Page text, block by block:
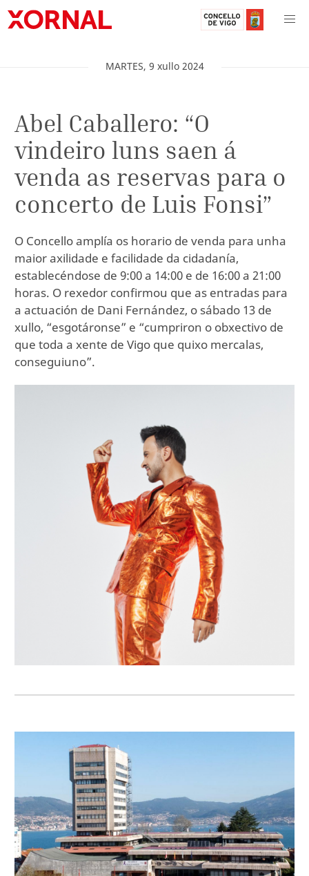
MARTES, 9 xullo 2024
Abel Caballero: “O
vindeiro luns saen á
venda as reservas para o
concerto de Luis Fonsi”
O Concello amplía os horario de venda para unha
maior axilidade e facilidade da cidadanía,
establecéndose de 9:00 a 14:00 e de 16:00 a 21:00
horas. O rexedor confirmou que as entradas para
a actuación de Dani Fernández, o sábado 13 de
xullo, “esgotáronse” e “cumpriron o obxectivo de
que toda a xente de Vigo que quixo mercalas,
conseguiuno”.